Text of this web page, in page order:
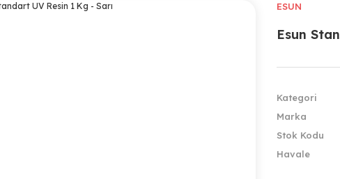
ESUN
Esun
Kategori
Marka
Stok Kodu
Havale